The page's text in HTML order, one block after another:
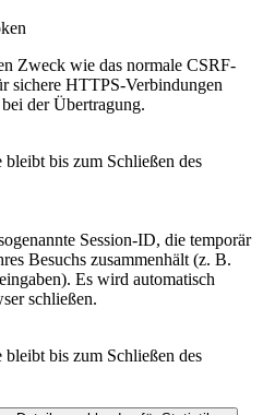
Zweck wie das normale CSRF-
sichere HTTPS-Verbindungen
der Übertragung.
bleibt bis zum Schließen des
Session-ID, die temporär
Besuchs zusammenhält (z. B.
Es wird automatisch
schließen.
bleibt bis zum Schließen des